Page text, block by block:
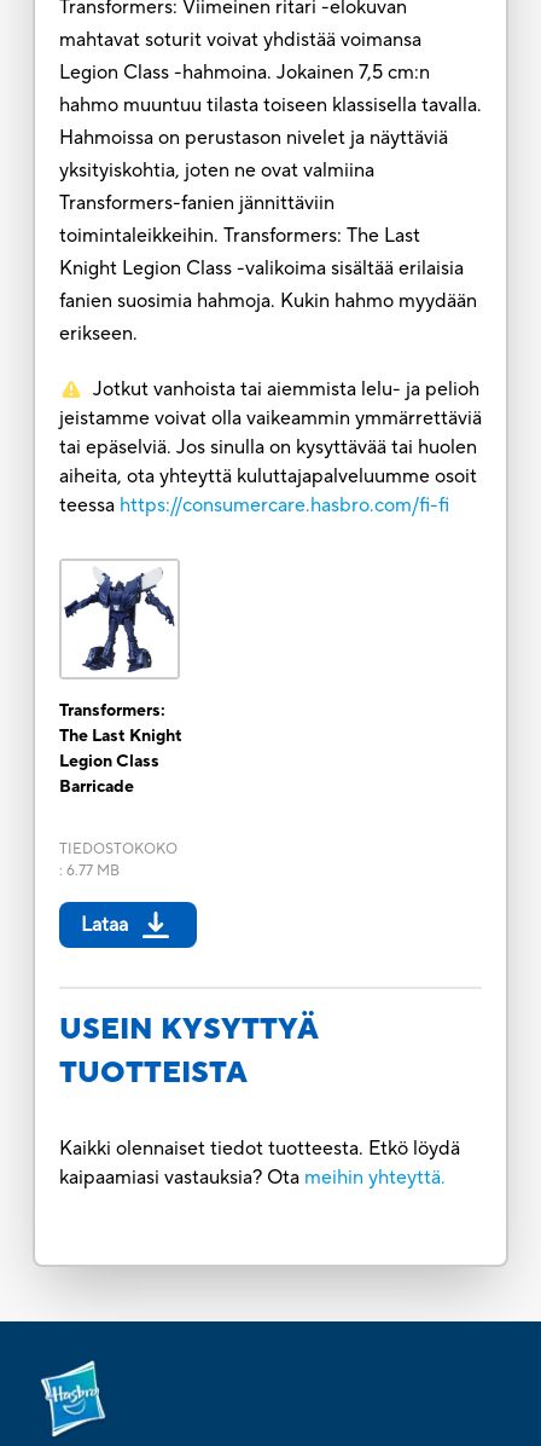
Transformers: Viimeinen ritari -elokuvan
mahtavat soturit voivat yhdistää voimansa
Legion Class -hahmoina. Jokainen 7,5 cm:n
hahmo muuntuu tilasta toiseen klassisella tavalla.
Hahmoissa on perustason nivelet ja näyttäviä
yksityiskohtia, joten ne ovat valmiina
Transformers-fanien jännittäviin
toimintaleikkeihin. Transformers: The Last
Knight Legion Class -valikoima sisältää erilaisia
fanien suosimia hahmoja. Kukin hahmo myydään
erikseen.
Jotkut vanhoista tai aiemmista lelu- ja pelioh
jeistamme voivat olla vaikeammin ymmärrettäviä
tai epäselviä. Jos sinulla on kysyttävää tai huolen
aiheita, ota yhteyttä kuluttajapalveluumme osoit
teessa https://consumercare.hasbro.com/fi-fi
Transformers:
The Last Knight
Legion Class
Barricade
TIEDOSTOKOKO
: 6.77 MB
Lataa
USEIN KYSYTTYÄ
TUOTTEISTA
Kaikki olennaiset tiedot tuotteesta. Etkö löydä
kaipaamiasi vastauksia? Ota meihin yhteyttä.